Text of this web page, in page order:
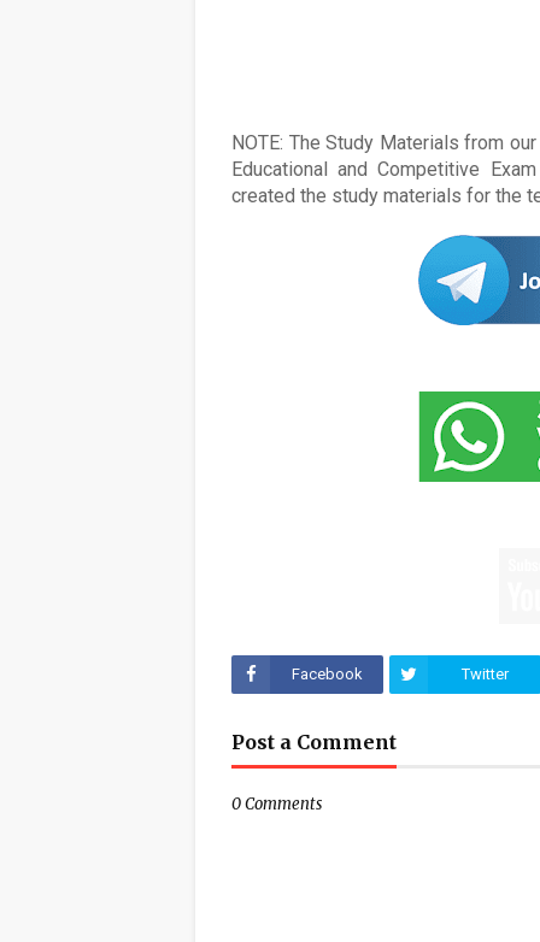
NOTE: The Study Materials from
Educational and Competitive
created the study materials for the
Facebook Twitter
Post a Comment
0 Comments